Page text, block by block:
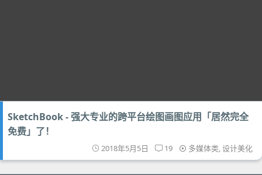
SketchBook - 强大专业的跨平台绘图画图应用「居然完全
免费」了！
2018年5月5日 19 多媒体类,设计美化